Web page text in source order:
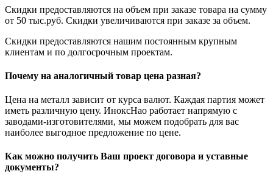
Скидки предоставляются на объем при заказе товара на сумму
от 50 тыс.руб. Скидки увеличиваются при заказе за объем.
Скидки предоставляются нашим постоянным крупным
клиентам и по долгосрочным проектам.
Почему на аналогичный товар цена разная?
Цена на металл зависит от курса валют. Каждая партия может
иметь различную цену. ИноксНао работает напрямую с
заводами-изготовителями, мы можем подобрать для вас
наиболее выгодное предложение по цене.
Как можно получить Ваш проект договора и уставные
документы?